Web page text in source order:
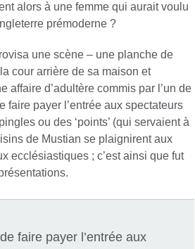
alors à une femme qui aurait voulu
prémoderne ?
une scène – une planche de
cour arrière de sa maison et
affaire d’adultère commis par l’un de
faire payer l’entrée aux spectateurs
ou des ‘points’ (qui servaient à
de Mustian se plaignirent aux
ecclésiastiques ; c’est ainsi que fut
faire payer l’entrée aux